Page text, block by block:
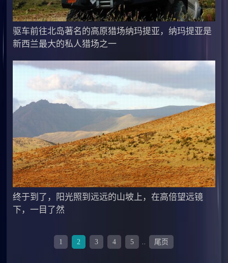
驱车前往北岛著名的高原猎场纳玛提亚，纳玛提亚是
新西兰最大的私人猎场之一
终于到了，阳光照到远远的山坡上，在高倍望远镜
下，一目了然
1 2 3 4 5 .. 尾页